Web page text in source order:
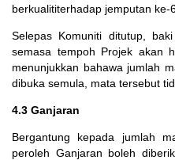
berkualititerhadap jemputan ke-
Selepas Komuniti ditutup,
semasa tempoh Projek akan
menunjukkan bahawa jumlah
dibuka semula, mata tersebut
4.3 Ganjaran
Bergantung kepada jumlah
peroleh Ganjaran boleh